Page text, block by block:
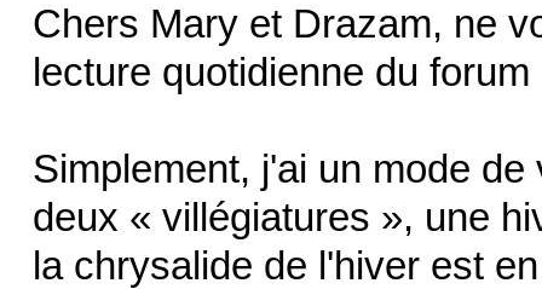
Chers Mary et Drazam, ne
lecture quotidienne du
Simplement, j'ai un mode
deux « villégiatures », une
la chrysalide de l'hiver est